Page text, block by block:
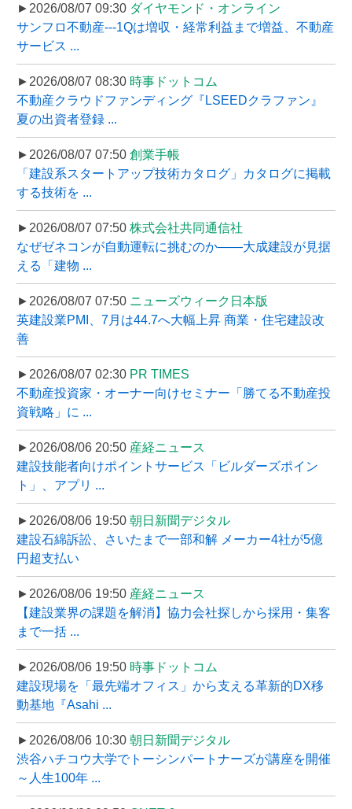
►2026/08/07 09:30 ダイヤモンド・オンライン
サンフロ不動産---1Qは増収・経常利益まで増益、不動産
サービス ...
►2026/08/07 08:30 時事ドットコム
不動産クラウドファンディング『LSEEDクラファン』
夏の出資者登録 ...
►2026/08/07 07:50 創業手帳
「建設系スタートアップ技術カタログ」カタログに掲載
する技術を ...
►2026/08/07 07:50 株式会社共同通信社
なぜゼネコンが自動運転に挑むのか――大成建設が見据
える「建物 ...
►2026/08/07 07:50 ニューズウィーク日本版
英建設業PMI、7月は44.7へ大幅上昇 商業・住宅建設改
善
►2026/08/07 02:30 PR TIMES
不動産投資家・オーナー向けセミナー「勝てる不動産投
資戦略」に ...
►2026/08/06 20:50 産経ニュース
建設技能者向けポイントサービス「ビルダーズポイン
ト」、アプリ ...
►2026/08/06 19:50 朝日新聞デジタル
建設石綿訴訟、さいたまで一部和解 メーカー4社が5億
円超支払い
►2026/08/06 19:50 産経ニュース
【建設業界の課題を解消】協力会社探しから採用・集客
まで一括 ...
►2026/08/06 19:50 時事ドットコム
建設現場を「最先端オフィス」から支える革新的DX移
動基地『Asahi ...
►2026/08/06 10:30 朝日新聞デジタル
渋谷ハチコウ大学でトーシンパートナーズが講座を開催
～人生100年 ...